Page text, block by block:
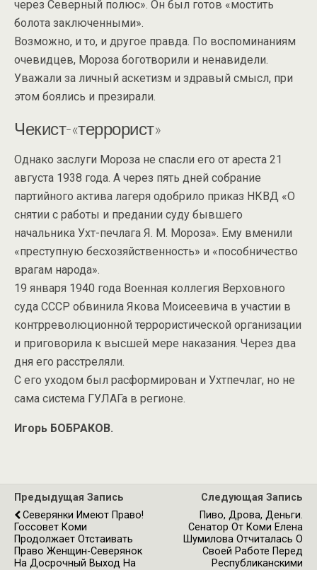
через Северный полюс». Он был готов «мостить
болота заключенными».
Возможно, и то, и другое правда. По воспоминаниям
очевидцев, Мороза боготворили и ненавидели.
Уважали за личный аскетизм и здравый смысл, при
этом боялись и презирали.
Чекист-«террорист»
Однако заслуги Мороза не спасли его от ареста 21
августа 1938 года. А через пять дней собрание
партийного актива лагеря одобрило приказ НКВД «О
снятии с работы и предании суду бывшего
начальника Ухт-печлага Я. М. Мороза». Ему вменили
«преступную бесхозяйственность» и «пособничество
врагам народа».
19 января 1940 года Военная коллегия Верховного
суда СССР обвинила Якова Моисеевича в участии в
контрреволюционной террористической организации
и приговорила к высшей мере наказания. Через два
дня его расстреляли.
С его уходом был расформирован и Ухтпечлаг, но не
сама система ГУЛАГа в регионе.
Игорь БОБРАКОВ.
Предыдущая Запись
Северянки Имеют Право!
Госсовет Коми
Продолжает Отстаивать
Право Женщин-Северянок
На Досрочный Выход На
Следующая Запись
Пиво, Дрова, Деньги.
Сенатор От Коми Елена
Шумилова Отчиталась О
Своей Работе Перед
Республиканскими